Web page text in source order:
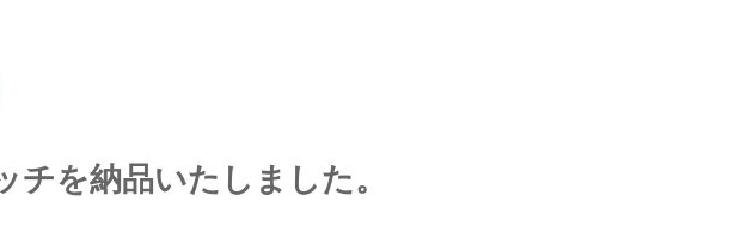
を納品いたしました。